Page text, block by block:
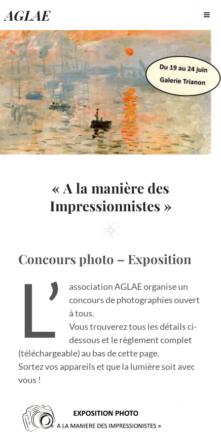
to
content
AGLAE
« A la manière des
Impressionnistes »
Square
Concours photo – Exposition
L’
association AGLAE organise un
concours de photographies ouvert
à tous.
Vous trouverez tous les détails ci-
dessous et le règlement complet
(téléchargeable) au bas de cette page.
Sortez vos appareils et que la lumière soit avec
vous !